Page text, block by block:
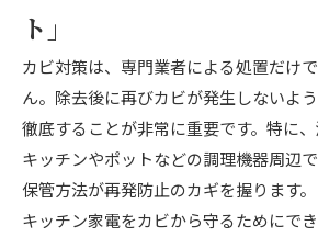
ト」
カビ対策は、専門業者による処置だけ
ん。除去後に再びカビが発生しないよ
徹底することが非常に重要です。特に
キッチンやポットなどの調理機器周辺
保管方法が再発防止のカギを握ります
キッチン家電をカビから守るためにで